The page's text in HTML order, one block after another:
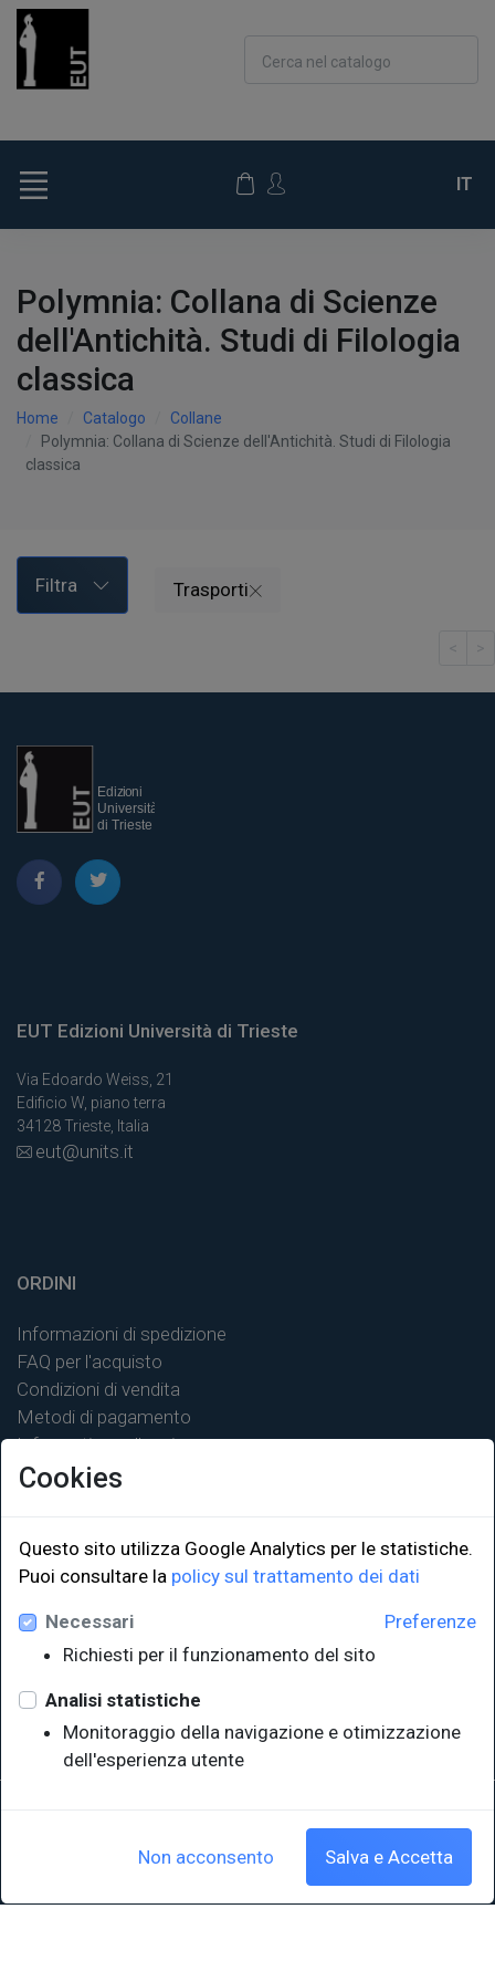
Cerca nel catalogo
IT
Polymnia: Collana di Scienze
dell'Antichità. Studi di Filologia
classica
Home Catalogo
Collane
Polymnia: Collana di Scienze dell'Antichità. Studi di Filologia
classica
Filtra Trasporti
< >
EUT Edizioni Università di Trieste
Via Edoardo Weiss, 21
Edificio W, piano terra
34128 Trieste, Italia
eut@units.it
ORDINI
Informazioni di spedizione
FAQ per l'acquisto
Condizioni di vendita
Metodi di pagamento
Informativa sulla privacy
LINK ISTITUZIONALI
Università degli Studi di Trieste
Sistema Bibliotecario di Ateneo
EUT in cifre
P.IVA 00211830328 - C.F. 80013890324 - P.E.C.: ateneo@pec.units.it
Cookies
Questo sito utilizza Google Analytics per le statistiche.
Puoi consultare la policy sul trattamento dei dati
Preferenze
Necessari
Richiesti per il funzionamento del sito
Analisi statistiche
Monitoraggio della navigazione e otimizzazione
dell'esperienza utente
Non acconsento Salva e Accetta